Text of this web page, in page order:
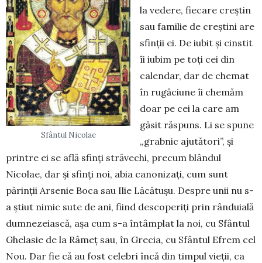
Sfântul Nicolae
la vedere, fiecare creștin
sau familie de creștini are
sfinții ei. De iubit și cinstit
îi iubim pe toți cei din
calendar, dar de chemat
în rugăciune îi chemăm
doar pe cei la care am
găsit răspuns. Li se spune
„grabnic ajutători”, și
printre ei se află sfinți străvechi, precum blândul
Nicolae, dar și sfinți noi, abia canonizați, cum sunt
părinții Arsenie Boca sau Ilie Lăcătușu. Despre unii nu s-
a știut nimic sute de ani, fiind descoperiți prin rânduială
dumnezeiască, așa cum s-a întâmplat la noi, cu Sfântul
Ghelasie de la Râmeț sau, în Grecia, cu Sfântul Efrem cel
Nou. Dar fie că au fost celebri încă din timpul vieții, ca